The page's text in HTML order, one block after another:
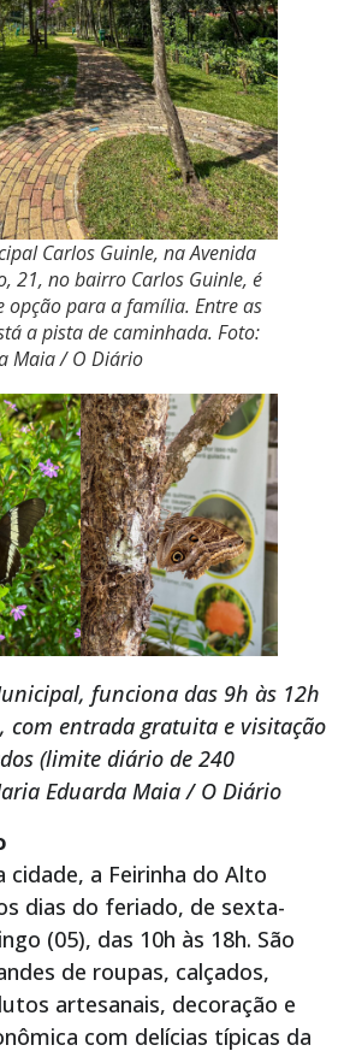
Carlos Guinle, na Avenida
21, no bairro Carlos Guinle, é
opção para a família. Entre as
a pista de caminhada. Foto:
Maia / O Diário
funciona das 9h às 12h
com entrada gratuita e visitação
(limite diário de 240
Eduarda Maia / O Diário
cidade, a Feirinha do Alto
dias do feriado, de sexta-
(05), das 10h às 18h. São
de roupas, calçados,
artesanais, decoração e
com delícias típicas da